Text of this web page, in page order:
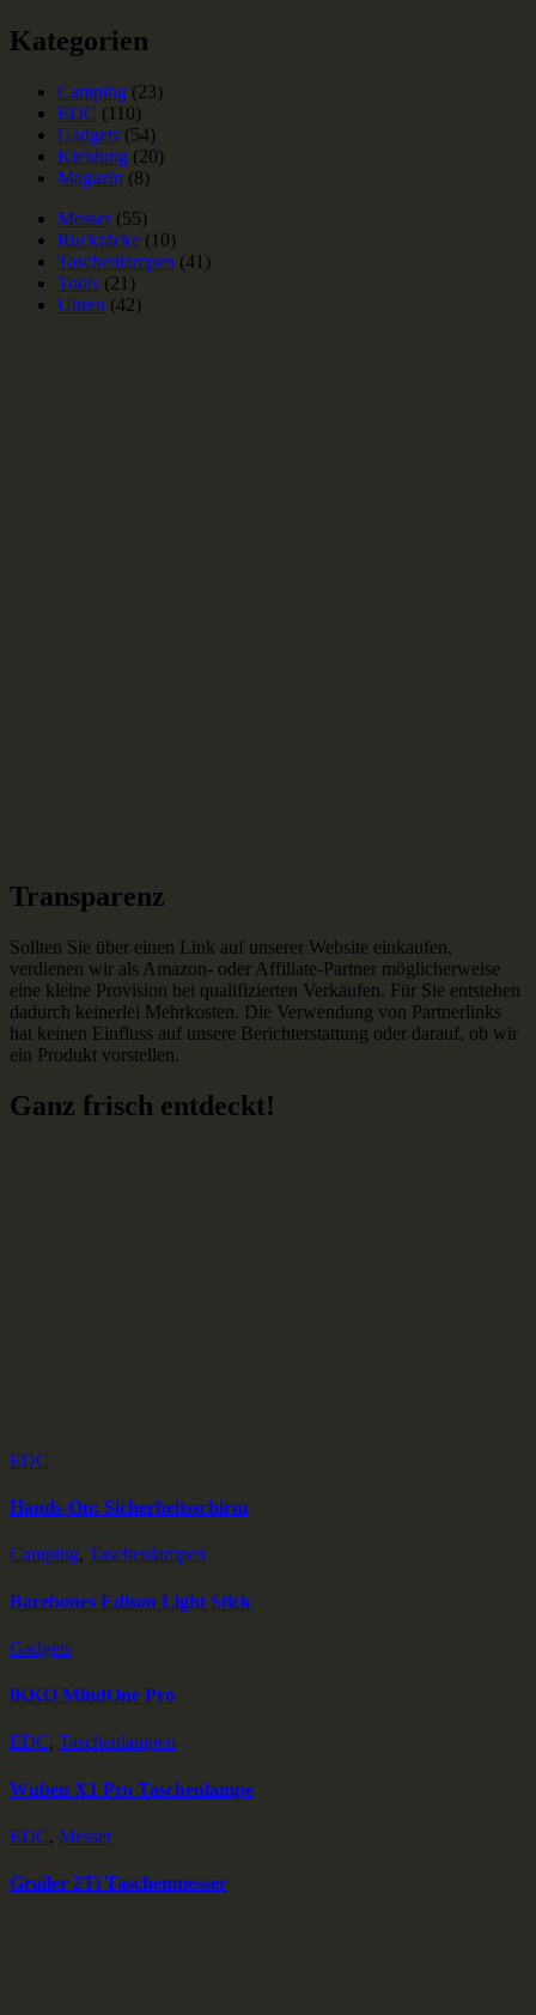
Kategorien
Camping (23)
EDC (110)
Gadgets (54)
Kleidung (20)
Magazin (8)
Messer (55)
Rucksäcke (10)
Taschenlampen (41)
Tools (21)
Uhren (42)
Transparenz
Sollten Sie über einen Link auf unserer Website einkaufen,
verdienen wir als Amazon- oder Affiliate-Partner möglicherweise
eine kleine Provision bei qualifizierten Verkäufen. Für Sie entstehen
dadurch keinerlei Mehrkosten. Die Verwendung von Partnerlinks
hat keinen Einfluss auf unsere Berichterstattung oder darauf, ob wir
ein Produkt vorstellen.
Ganz frisch entdeckt!
EDC
Hands-On: Sicherheitsschirm
Camping, Taschenlampen
Barebones Edison Light Stick
Gadgets
iKKO MindOne Pro
EDC, Taschenlampen
Wuben X1 Pro Taschenlampe
EDC, Messer
Grailer 2Ti Taschenmesser